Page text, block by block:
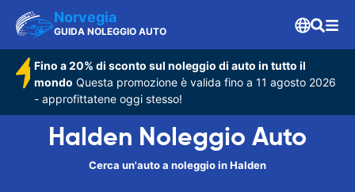
Norvegia
GUIDA NOLEGGIO AUTO
Fino a 20% di sconto sul noleggio di auto in tutto il
mondo Questa promozione è valida fino a 11 agosto 2026
- approfittatene oggi stesso!
Halden Noleggio Auto
Cerca un'auto a noleggio in Halden